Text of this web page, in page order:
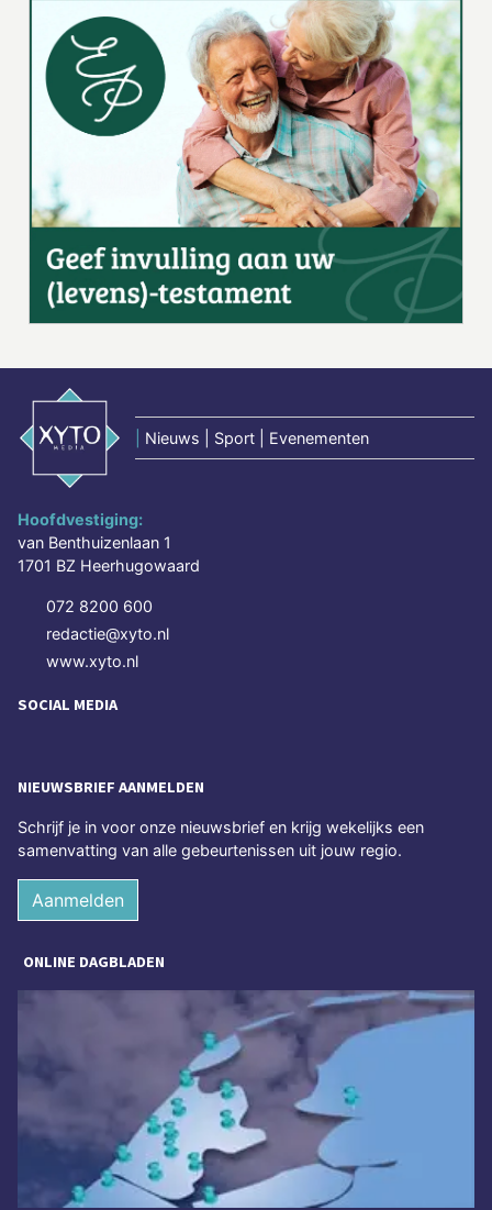
Nieuws | Sport | Evenementen
Hoofdvestiging:
van Benthuizenlaan 1
1701 BZ Heerhugowaard
072 8200 600
redactie@xyto.nl
www.xyto.nl
SOCIAL MEDIA
NIEUWSBRIEF AANMELDEN
Schrijf je in voor onze nieuwsbrief en krijg wekelijks een
samenvatting van alle gebeurtenissen uit jouw regio.
Aanmelden
ONLINE DAGBLADEN